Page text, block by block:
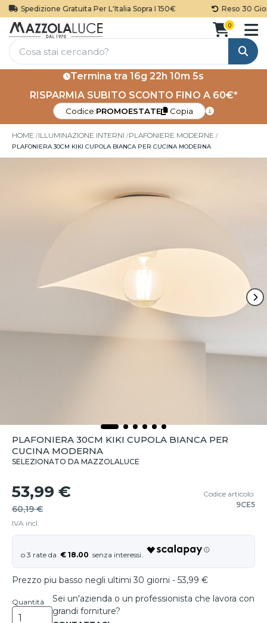
Spedizione Gratuita Per L'Italia Sopra I 150€ Reso 30 Giorni
Cerca
0
Termina tra 16g 22h 10m 5s
RISPARMIA SUBITO SCONTO FINO A 60€*
Codice:PROMOESTATE Copia
HOME ILLUMINAZIONE INTERNI PLAFONIERE MODERNE
PLAFONIERA 30CM KIKI CUPOLA BIANCA PER CUCINA MODERNA
PLAFONIERA 30CM KIKI CUPOLA BIANCA PER
CUCINA MODERNA
SELEZIONATO DA MAZZOLALUCE
53,99 €
60,19 €
IVA incl.
Codice articolo:
9CE5
€ 18.00
Prezzo piu basso negli ultimi 30 giorni - 53,99 €
Quantità
Sei un'azienda o un professionista che lavora con
grandi forniture?